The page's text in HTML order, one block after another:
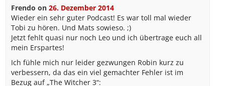
Frendo on 26. Dezember 2014
Wieder ein sehr guter Podcast! Es war toll mal wieder
Tobi zu hören. Und Mats sowieso. ;)
Jetzt fehlt quasi nur noch Leo und ich übertrage euch all
mein Erspartes!
Ich fühle mich nur leider gezwungen Robin kurz zu
verbessern, da das ein viel gemachter Fehler ist im
Bezug auf „The Witcher 3“: